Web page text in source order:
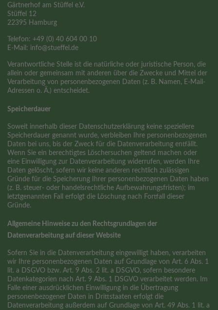
Gärtnerhof am Stüffel e.V.
Stüffel 12
22395 Hamburg
Telefon: +49 (0) 40 604 00 10
E-Mail: info@stueffel.de
Verantwortliche Stelle ist die natürliche oder juristische Person, die
allein oder gemeinsam mit anderen über die Zwecke und Mittel der
Verarbeitung von personenbezogenen Daten (z. B. Namen, E-Mail-
Adressen o. Ä.) entscheidet.
Speicherdauer
Soweit innerhalb dieser Datenschutzerklärung keine speziellere
Speicherdauer genannt wurde, verbleiben Ihre personenbezogenen
Daten bei uns, bis der Zweck für die Datenverarbeitung entfällt.
Wenn Sie ein berechtigtes Löschersuchen geltend machen oder
eine Einwilligung zur Datenverarbeitung widerrufen, werden Ihre
Daten gelöscht, sofern wir keine anderen rechtlich zulässigen
Gründe für die Speicherung Ihrer personenbezogenen Daten haben
(z. B. steuer- oder handelsrechtliche Aufbewahrungsfristen); im
letztgenannten Fall erfolgt die Löschung nach Fortfall dieser
Gründe.
Allgemeine Hinweise zu den Rechtsgrundlagen der
Datenverarbeitung auf dieser Website
Sofern Sie in die Datenverarbeitung eingewilligt haben, verarbeiten
wir Ihre personenbezogenen Daten auf Grundlage von Art. 6 Abs. 1
lit. a DSGVO bzw. Art. 9 Abs. 2 lit. a DSGVO, sofern besondere
Datenkategorien nach Art. 9 Abs. 1 DSGVO verarbeitet werden. Im
Falle einer ausdrücklichen Einwilligung in die Übertragung
personenbezogener Daten in Drittstaaten erfolgt die
Datenverarbeitung außerdem auf Grundlage von Art. 49 Abs. 1 lit. a